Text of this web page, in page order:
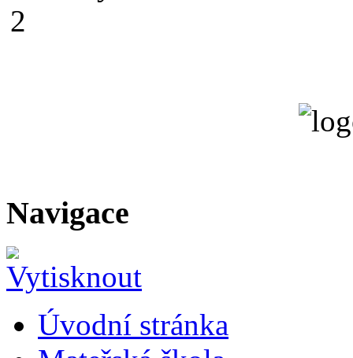
Navigace
Úvodní stránka